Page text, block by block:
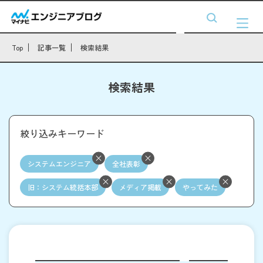
Top 記事一覧 検索結果
検索結果
絞り込みキーワード
システムエンジニア 全社表彰
旧：システム統括本部 メディア掲載 やってみた